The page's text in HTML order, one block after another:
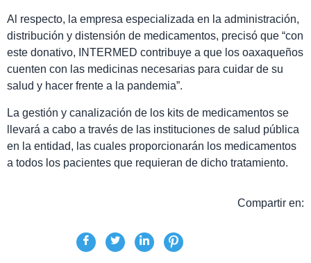
Al respecto, la empresa especializada en la administración,
distribución y distensión de medicamentos, precisó que “con
este donativo, INTERMED contribuye a que los oaxaqueños
cuenten con las medicinas necesarias para cuidar de su
salud y hacer frente a la pandemia”.
La gestión y canalización de los kits de medicamentos se
llevará a cabo a través de las instituciones de salud pública
en la entidad, las cuales proporcionarán los medicamentos
a todos los pacientes que requieran de dicho tratamiento.
Compartir en: